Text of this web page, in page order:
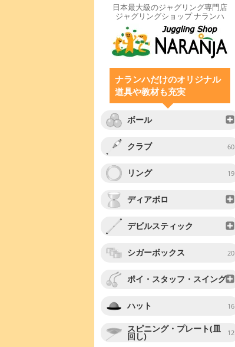
日本最大級のジャグリング専門店
ジャグリングショップ ナランハ
ナランハだけのオリジナル
道具や教材も充実
ボール
クラブ 60
リング 19
ディアボロ
デビルスティック
シガーボックス 20
ポイ・スタッフ・スイング
ハット 16
スピニング・プレート(皿
回し) 12